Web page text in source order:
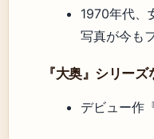
1970年代、
写真が今も
『大奥』シリーズ
デビュー作